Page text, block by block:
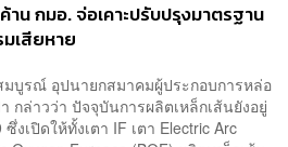
าน กมอ. จ่อเคาะปรับปรุงมาตรฐาน
เสียหาย
บูรณ์ อุปนายกสมาคมผู้ประกอบการหล่อ
กล่าวว่า ปัจจุบันการผลิตเหล็กเส้นยังอยู่
งเปิดให้ทั้งเตา IF เตา Electric Arc